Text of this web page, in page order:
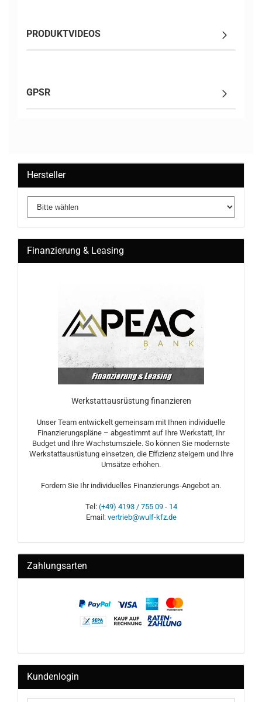
PRODUKTVIDEOS
GPSR
Hersteller
Finanzierung & Leasing
Werkstattausrüstung finanzieren
Unser Team entwickelt gemeinsam mit Ihnen individuelle
Finanzierungspläne – abgestimmt auf Ihre Werkstatt, Ihr
Budget und Ihre Wachstumsziele. So können Sie modernste
Werkstattausrüstung einsetzen, die Effizienz steigern und Ihre
Umsätze erhöhen.
Fordern Sie Ihr individuelles Finanzierungs-Angebot an.
Tel: (+49) 4193 / 755 09 - 14
Email: vertrieb@wulf-kfz.de
Zahlungsarten
Kundenlogin